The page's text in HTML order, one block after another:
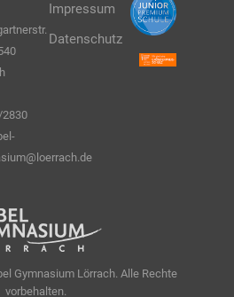
2830
Impressum
Datenschutz
Gymnasium Lörrach. Alle Rechte
vorbehalten.